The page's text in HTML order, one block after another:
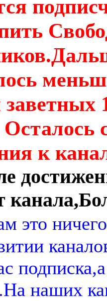
к
это
наших